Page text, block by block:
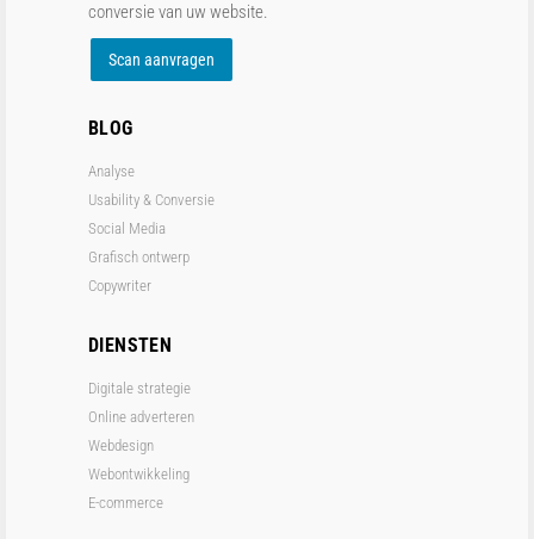
conversie van uw website.
Scan aanvragen
BLOG
Analyse
Usability & Conversie
Social Media
Grafisch ontwerp
Copywriter
DIENSTEN
Digitale strategie
Online adverteren
Webdesign
Webontwikkeling
E-commerce